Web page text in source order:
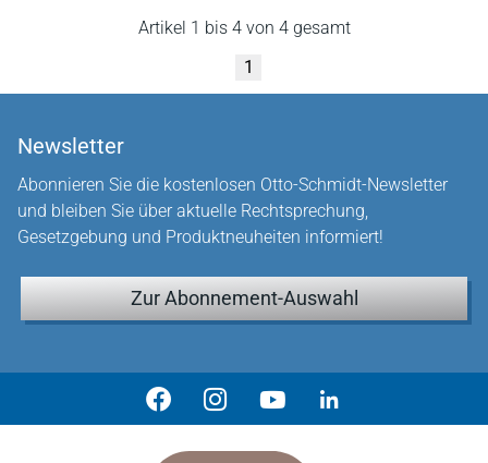
Artikel 1 bis 4 von 4 gesamt
1
Newsletter
Abonnieren Sie die kostenlosen Otto-Schmidt-Newsletter
und bleiben Sie über aktuelle Rechtsprechung,
Gesetzgebung und Produktneuheiten informiert!
Zur Abonnement-Auswahl